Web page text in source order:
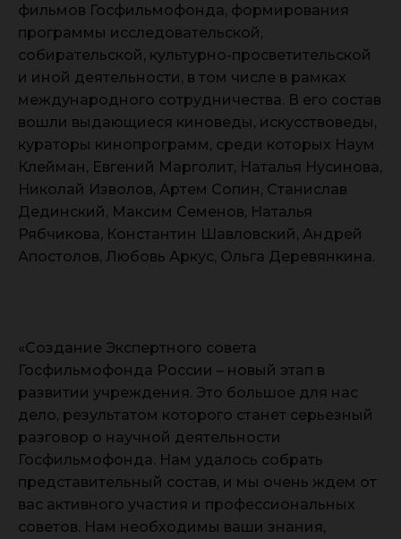
фильмов Госфильмофонда, формирования
программы исследовательской,
собирательской, культурно-просветительской
и иной деятельности, в том числе в рамках
международного сотрудничества. В его состав
вошли выдающиеся киноведы, искусствоведы,
кураторы кинопрограмм, среди которых Наум
Клейман, Евгений Марголит, Наталья Нусинова,
Николай Изволов, Артем Сопин, Станислав
Дединский, Максим Семенов, Наталья
Рябчикова, Константин Шавловский, Андрей
Апостолов, Любовь Аркус, Ольга Деревянкина.
«Создание Экспертного совета
Госфильмофонда России – новый этап в
развитии учреждения. Это большое для нас
дело, результатом которого станет серьезный
разговор о научной деятельности
Госфильмофонда. Нам удалось собрать
представительный состав, и мы очень ждем от
вас активного участия и профессиональных
советов. Нам необходимы ваши знания,